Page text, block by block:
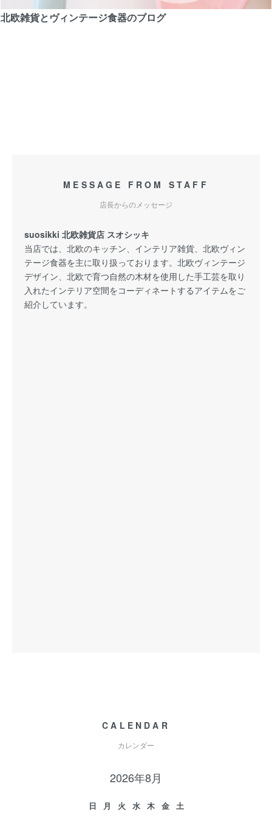
北欧雑貨とヴィンテージ食器のブログ
MESSAGE FROM STAFF
店長からのメッセージ
suosikki 北欧雑貨店 スオシッキ
当店では、北欧のキッチン、インテリア雑貨、北欧ヴィン
テージ食器を主に取り扱っております。北欧ヴィンテージ
デザイン、北欧で育つ自然の木材を使用した手工芸を取り
入れたインテリア空間をコーディネートするアイテムをご
紹介しています。
CALENDAR
カレンダー
2026年8月
日 月 火 水 木 金
土